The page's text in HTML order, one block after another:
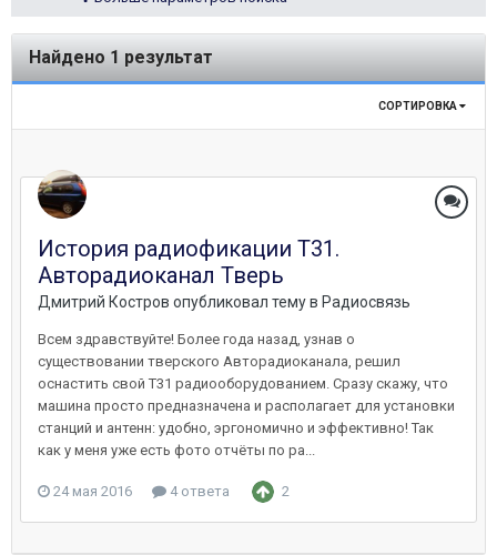
Найдено 1 результат
СОРТИРОВКА
История радиофикации T31.
Авторадиоканал Тверь
Дмитрий Костров опубликовал тему в Радиосвязь
Всем здравствуйте! Более года назад, узнав о
существовании тверского Авторадиоканала, решил
оснастить свой Т31 радиооборудованием. Сразу скажу, что
машина просто предназначена и располагает для установки
станций и антенн: удобно, эргономично и эффективно! Так
как у меня уже есть фото отчёты по ра...
24 мая 2016 4 ответа 2